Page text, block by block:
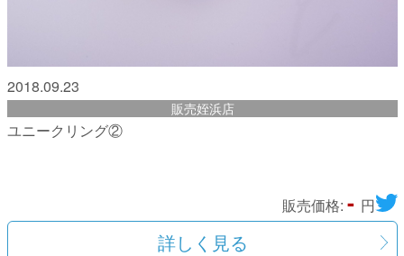
2018.09.23
販売姪浜店
ユニークリング②
販売価格:- 円
詳しく見る